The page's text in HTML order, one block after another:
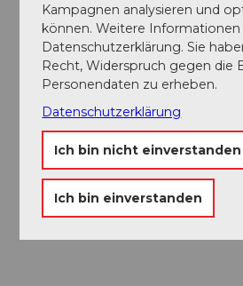
Kampagnen analysieren und
können. Weitere Informationen
Datenschutzerklärung. Sie
Recht, Widerspruch gegen die
Personendaten zu erheben.
Datenschutzerklärung
Ich bin nicht einverstanden
Ich bin einverstanden